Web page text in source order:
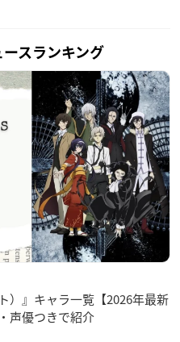
スランキング
）』キャラ一覧【2026年最新
声優つきで紹介